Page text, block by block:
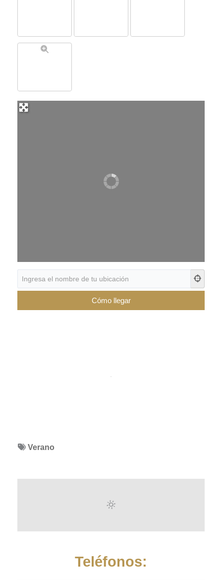
Verano
Teléfonos: